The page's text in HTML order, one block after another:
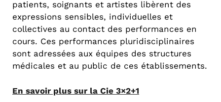
patients, soignants et artistes libèrent des
expressions sensibles, individuelles et
collectives au contact des performances en
cours. Ces performances pluridisciplinaires
sont adressées aux équipes des structures
médicales et au public de ces établissements.
En savoir plus sur la Cie 3×2+1